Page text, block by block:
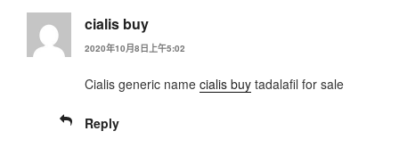
cialis buy
2020年10月8日上午5:02
Cialis generic name cialis buy tadalafil for sale
Reply